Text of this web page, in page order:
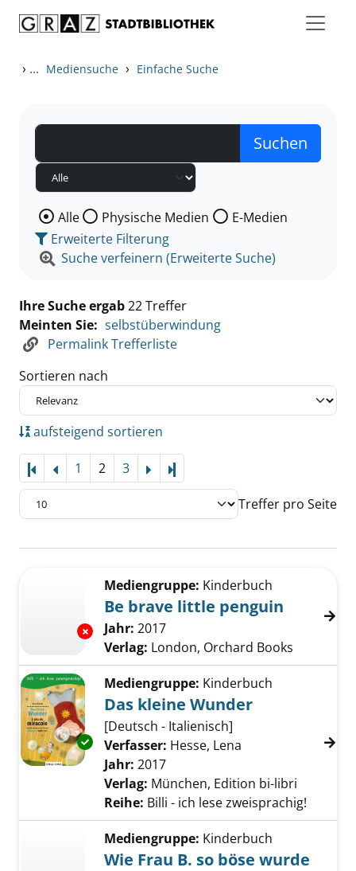
› ... Mediensuche › Einfache Suche
Wählen Sie die Medienart nach der Sie suchen wollen.
Alle Physische Medien
E-Medien
Erweiterte Filterung
Suche verfeinern (Erweiterte Suche)
Ihre Suche ergab22 Treffer
Meinten Sie: selbstüberwindung
Permalink Trefferliste
Sortieren nach
aufsteigend sortieren
1 2 3
Treffer pro Seite
Zu den Suchfiltern springen
Exemplar-Details von Be brave little penguin
Mediengruppe: Kinderbuch
Be brave little penguin
Suche nach diesem Verfasser
Jahr: 2017
Verlag: London, Orchard Books
Exemplar-Details von Das kleine Wunder
Mediengruppe: Kinderbuch
Das kleine Wunder
[Deutsch - Italienisch]
Verfasser: Hesse, Lena Suche nach
Jahr: 2017
Verlag: München, Edition bi-libri
Reihe: Billi - ich lese zweisprachig!
Mediengruppe: Kinderbuch
Wie Frau B. so böse wurde